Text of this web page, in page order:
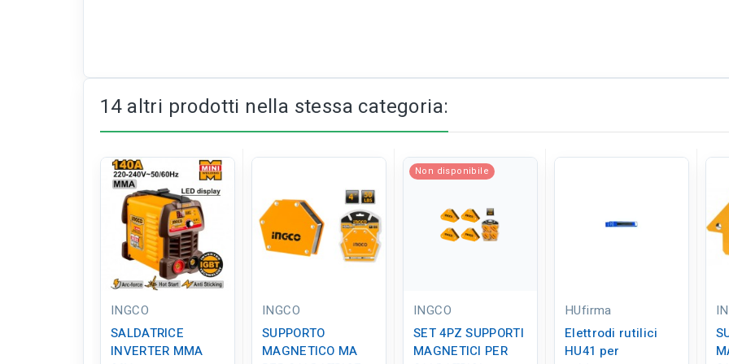
14 altri prodotti nella stessa categoria:
INGCO
SALDATRICE
INVERTER MMA
INGCO
SUPPORTO
MAGNETICO MA
Non disponibile
INGCO
SET 4PZ SUPPORTI
MAGNETICI PER
HUfirma
Elettrodi rutilici
HU41 per